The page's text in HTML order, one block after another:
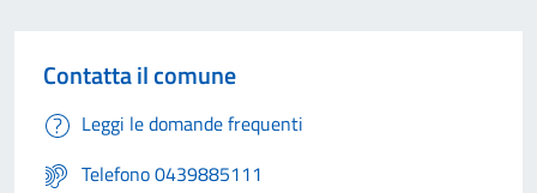
Contatta il comune
Leggi le domande frequenti
Telefono 0439885111